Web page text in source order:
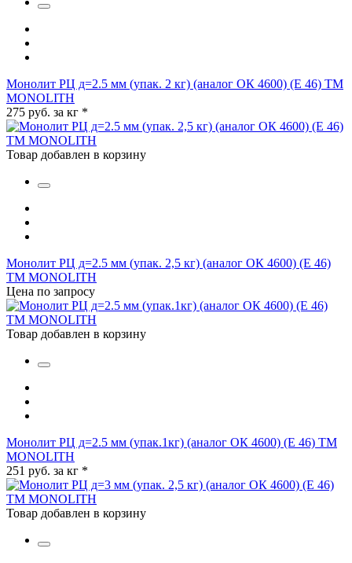
Монолит РЦ д=2.5 мм (упак. 2 кг) (аналог ОК 4600) (Е 46) ТМ
MONOLITH
275 руб. за кг *
Товар добавлен в корзину
Монолит РЦ д=2.5 мм (упак. 2,5 кг) (аналог ОК 4600) (Е 46)
ТМ MONOLITH
Цена по запросу
Товар добавлен в корзину
Монолит РЦ д=2.5 мм (упак.1кг) (аналог ОК 4600) (Е 46) ТМ
MONOLITH
251 руб. за кг *
Товар добавлен в корзину